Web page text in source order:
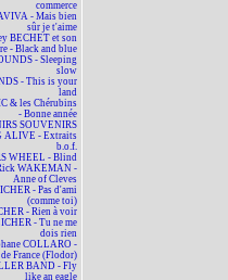
commerce
- Mais bien
sûr je t'aime
BECHET et son
- Black and blue
- Sleeping
slow
- This is your
land
& les Chérubins
- Bonne année
SOUVENIRS
ALIVE - Extraits
b.o.f.
WHEEL - Blind
WAKEMAN -
Anne of Cleves
- Pas d'ami
(comme toi)
- Rien à voir
- Tu ne me
dois rien
COLLARO -
France (Flodor)
BAND - Fly
like an eagle